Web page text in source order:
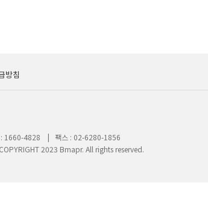
방침
: 1660-4828 | 팩스 : 02-6280-1856
All rights reserved.